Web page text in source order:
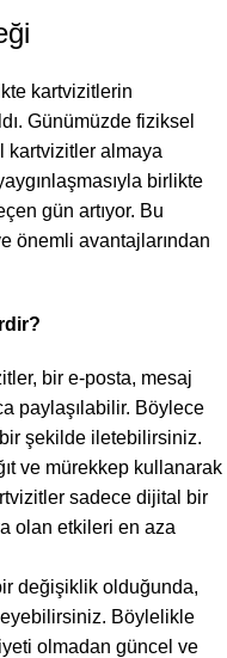
kartvizitlerin
Günümüzde fiziksel
kartvizitler almaya
birlikte
gün artıyor. Bu
önemli avantajlarından
bir e-posta, mesaj
paylaşılabilir. Böylece
şekilde iletebilirsiniz.
ve mürekkep kullanarak
sadece dijital bir
olan etkileri en aza
değişiklik olduğunda,
Böylelikle
olmadan güncel ve